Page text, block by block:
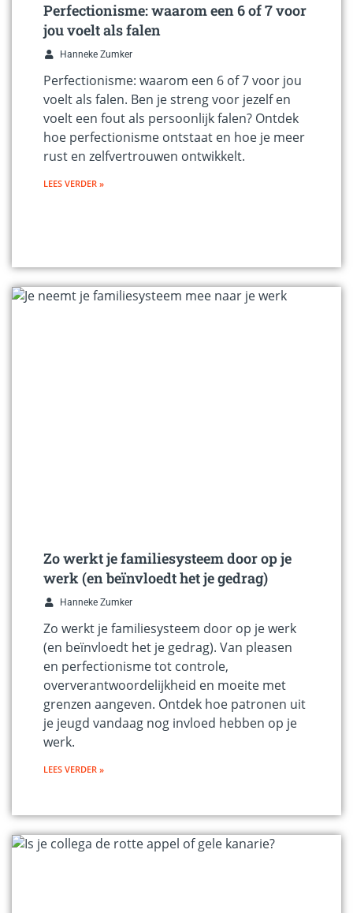
Perfectionisme: waarom een 6 of 7 voor
jou voelt als falen
Hanneke Zumker
Perfectionisme: waarom een 6 of 7 voor jou
voelt als falen. Ben je streng voor jezelf en
voelt een fout als persoonlijk falen? Ontdek
hoe perfectionisme ontstaat en hoe je meer
rust en zelfvertrouwen ontwikkelt.
LEES VERDER »
Zo werkt je familiesysteem door op je
werk (en beïnvloedt het je gedrag)
Hanneke Zumker
Zo werkt je familiesysteem door op je werk
(en beïnvloedt het je gedrag). Van pleasen
en perfectionisme tot controle,
oververantwoordelijkheid en moeite met
grenzen aangeven. Ontdek hoe patronen uit
je jeugd vandaag nog invloed hebben op je
werk.
LEES VERDER »